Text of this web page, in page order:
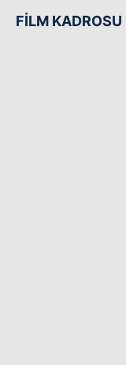
FİLM KADROSU